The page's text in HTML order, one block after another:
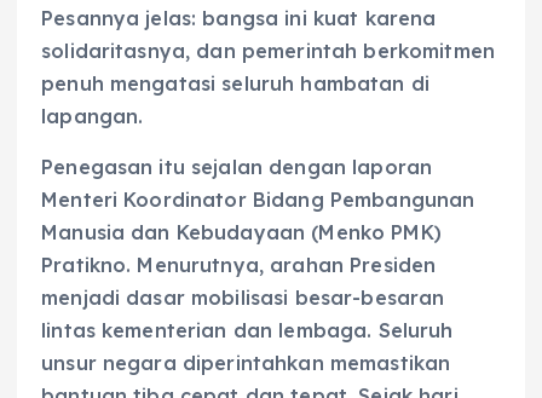
Pesannya jelas: bangsa ini kuat karena
solidaritasnya, dan pemerintah berkomitmen
penuh mengatasi seluruh hambatan di
lapangan.
Penegasan itu sejalan dengan laporan
Menteri Koordinator Bidang Pembangunan
Manusia dan Kebudayaan (Menko PMK)
Pratikno. Menurutnya, arahan Presiden
menjadi dasar mobilisasi besar-besaran
lintas kementerian dan lembaga. Seluruh
unsur negara diperintahkan memastikan